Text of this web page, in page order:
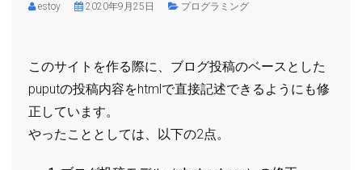
estoy 2020年9月25日 プログラミング
このサイトを作る際に、ブログ投稿のベースとした
puputの投稿内容をhtmlで直接記述できるようにも修
正しています。
やったこととしては、以下の2点。